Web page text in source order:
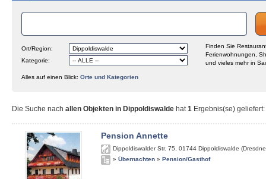
Ort/Region:
Kategorie:
Finden Sie
Ferienwohnungen,
und vieles mehr in
Alles auf einen Blick: Orte und Kategorien
Die Suche nach allen Objekten in Dippoldiswalde hat1 Ergebnis(se) geliefert:
Pension Annette
Dippoldiswalder Str. 75 01744 Dippoldiswalde
» Übernachten » Pension/Gasthof